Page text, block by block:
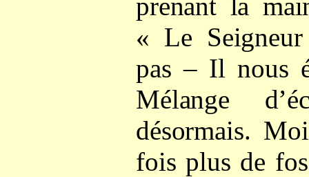
« Le
pas – Il nous
Mélange
désormais.
fois plus de